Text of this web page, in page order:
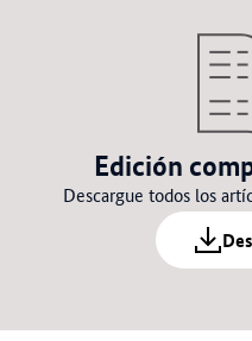
Edición
Descargue todos los